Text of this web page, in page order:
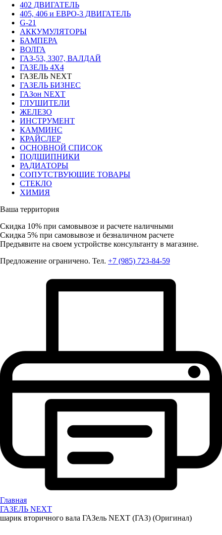
402 ДВИГАТЕЛЬ
405, 406 и ЕВРО-3 ДВИГАТЕЛЬ
G-21
АККУМУЛЯТОРЫ
БАМПЕРА
ВОЛГА
ГАЗ-53, 3307, ВАЛДАЙ
ГАЗЕЛЬ 4Х4
ГАЗЕЛЬ NEXT
ГАЗЕЛЬ БИЗНЕС
ГАЗон NEXT
ГЛУШИТЕЛИ
ЖЕЛЕЗО
ИНСТРУМЕНТ
КАММИНС
КРАЙСЛЕР
ОСНОВНОЙ СПИСОК
ПОДШИПНИКИ
РАДИАТОРЫ
СОПУТСТВУЮЩИЕ ТОВАРЫ
СТЕКЛО
ХИМИЯ
Ваша территория
Скидка 10% при самовывозе и расчете наличными
Скидка 5% при самовывозе и безналичном расчете
Предъявите на своем устройстве консультанту в магазине.
Предложение ограничено. Тел. +7 (985) 723-84-59
Главная
ГАЗЕЛЬ NEXT
шарик вторичного вала ГАЗель NEXT (ГАЗ) (Оригинал)